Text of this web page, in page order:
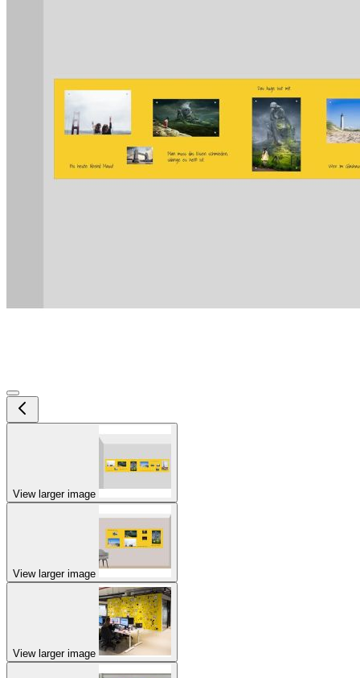
View larger image
View larger image
View larger image